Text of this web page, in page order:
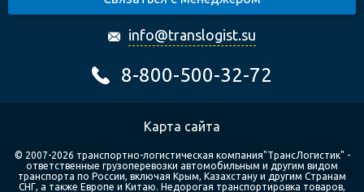
info@translogist.su
8-800-500-32-72
Карта сайта
© 2007-2026 транспортно-логистическая компания"ТрансЛогистик" -
ответственные грузоперевозки автомобильным и другим видом
транспорта по России, включая Крым, Казахстану и другим Странам
СНГ, а также Европе и Китаю. Недорогая транспортировка товаров,